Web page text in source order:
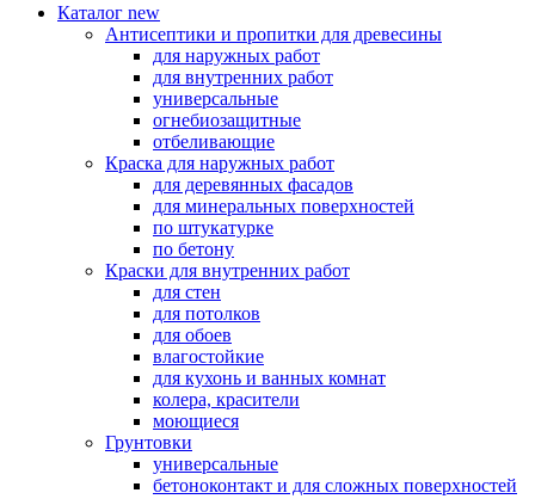
Каталог new
Антисептики и пропитки для древесины
для наружных работ
для внутренних работ
универсальные
огнебиозащитные
отбеливающие
Краска для наружных работ
для деревянных фасадов
для минеральных поверхностей
по штукатурке
по бетону
Краски для внутренних работ
для стен
для потолков
для обоев
влагостойкие
для кухонь и ванных комнат
колера, красители
моющиеся
Грунтовки
универсальные
бетоноконтакт и для сложных поверхностей